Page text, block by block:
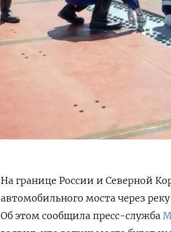
На границе России и Северной
автомобильного моста через
Об этом сообщила пресс-служба